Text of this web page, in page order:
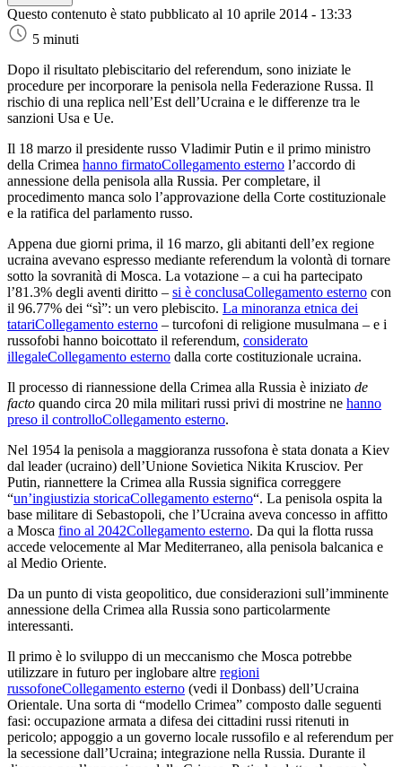
Questo contenuto è stato pubblicato al 10 aprile 2014 - 13:33
5 minuti
Dopo il risultato plebiscitario del referendum, sono iniziate le
procedure per incorporare la penisola nella Federazione Russa. Il
rischio di una replica nell’Est dell’Ucraina e le differenze tra le
sanzioni Usa e Ue.
Il 18 marzo il presidente russo Vladimir Putin e il primo ministro
della Crimea hanno firmatoCollegamento esterno l’accordo di
annessione della penisola alla Russia. Per completare, il
procedimento manca solo l’approvazione della Corte costituzionale
e la ratifica del parlamento russo.
Appena due giorni prima, il 16 marzo, gli abitanti dell’ex regione
ucraina avevano espresso mediante referendum la volontà di tornare
sotto la sovranità di Mosca. La votazione – a cui ha partecipato
l’81.3% degli aventi diritto – si è conclusaCollegamento esterno con
il 96.77% dei “sì”: un vero plebiscito. La minoranza etnica dei
tatariCollegamento esterno – turcofoni di religione musulmana – e i
russofobi hanno boicottato il referendum, considerato
illegaleCollegamento esterno dalla corte costituzionale ucraina.
Il processo di riannessione della Crimea alla Russia è iniziato de
facto quando circa 20 mila militari russi privi di mostrine ne hanno
preso il controlloCollegamento esterno.
Nel 1954 la penisola a maggioranza russofona è stata donata a Kiev
dal leader (ucraino) dell’Unione Sovietica Nikita Krusciov. Per
Putin, riannettere la Crimea alla Russia significa correggere
“un’ingiustizia storicaCollegamento esterno“. La penisola ospita la
base militare di Sebastopoli, che l’Ucraina aveva concesso in affitto
a Mosca fino al 2042Collegamento esterno. Da qui la flotta russa
accede velocemente al Mar Mediterraneo, alla penisola balcanica e
al Medio Oriente.
Da un punto di vista geopolitico, due considerazioni sull’imminente
annessione della Crimea alla Russia sono particolarmente
interessanti.
Il primo è lo sviluppo di un meccanismo che Mosca potrebbe
utilizzare in futuro per inglobare altre regioni
russofoneCollegamento esterno (vedi il Donbass) dell’Ucraina
Orientale. Una sorta di “modello Crimea” composto dalle seguenti
fasi: occupazione armata a difesa dei cittadini russi ritenuti in
pericolo; appoggio a un governo locale russofilo e al referendum per
la secessione dall’Ucraina; integrazione nella Russia. Durante il